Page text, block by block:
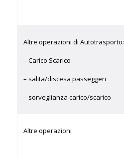
Altre operazioni di Autotrasporto:
– Carico Scarico
– salita/discesa passeggeri
– sorveglianza carico/scarico
Altre operazioni